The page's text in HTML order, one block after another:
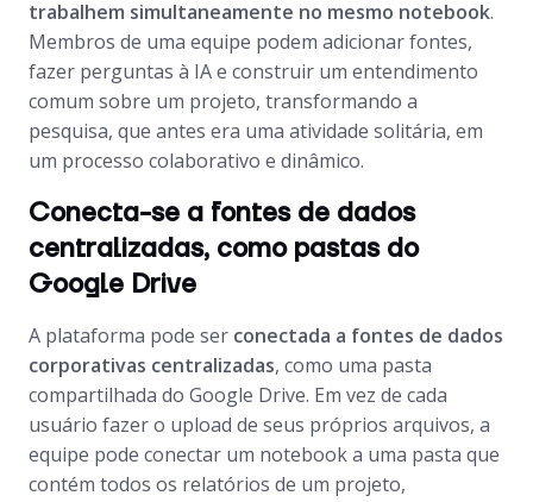
trabalhem simultaneamente no mesmo notebook.
Membros de uma equipe podem adicionar fontes,
fazer perguntas à IA e construir um entendimento
comum sobre um projeto, transformando a
pesquisa, que antes era uma atividade solitária, em
um processo colaborativo e dinâmico.
Conecta-se a fontes de dados
centralizadas, como pastas do
Google Drive
A plataforma pode ser conectada a fontes de dados
corporativas centralizadas, como uma pasta
compartilhada do Google Drive. Em vez de cada
usuário fazer o upload de seus próprios arquivos, a
equipe pode conectar um notebook a uma pasta que
contém todos os relatórios de um projeto,